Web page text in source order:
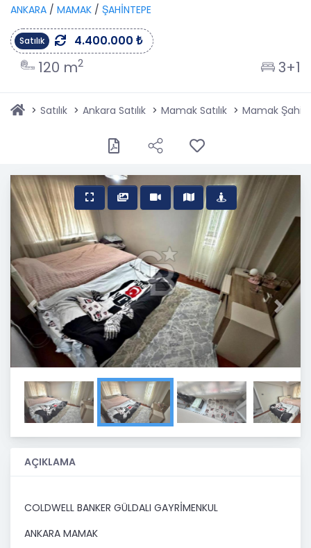
ANKARA / MAMAK / ŞAHİNTEPE
Satılık 4.400.000 ₺
120 m2 3+1
Satılık Ankara Satılık Mamak Satılık Mamak
Previous Next
AÇIKLAMA
COLDWELL BANKER GÜLDALI GAYRİMENKUL​
ANKARA MAMAK